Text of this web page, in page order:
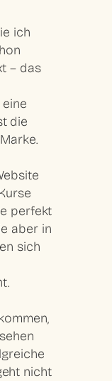
ich
– das
die
perfekt
aber in
sich
nicht